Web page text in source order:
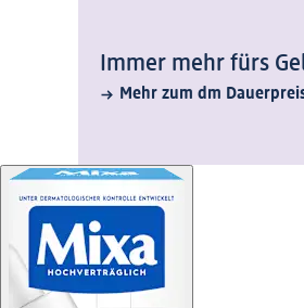
Immer mehr fürs
Mehr zum dm